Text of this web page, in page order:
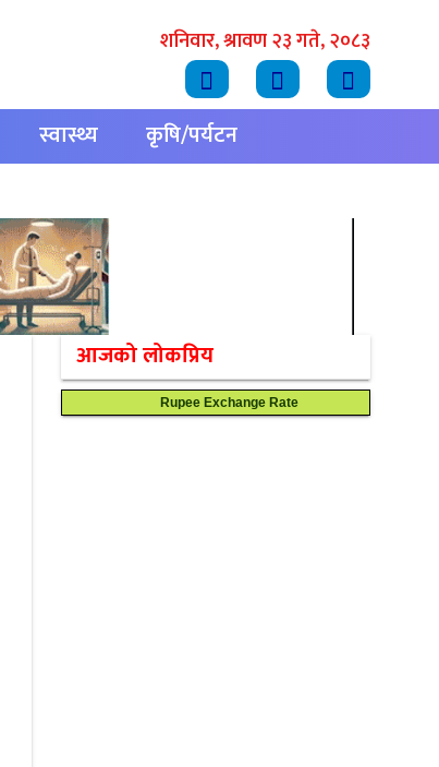
शनिवार, श्रावण २३ गते, २०८३
स्वास्थ्य
कृषि/पर्यटन
आजको लोकप्रिय
Rupee Exchange Rate